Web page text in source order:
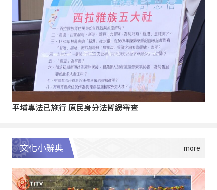
平埔專法已施行 原民身分法暫緩審查
文化小辭典